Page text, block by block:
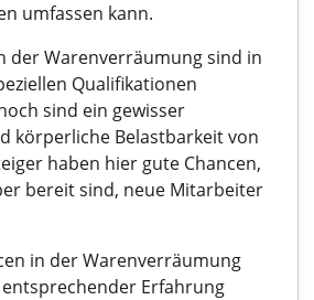
umfassen kann.
der Warenverräumung sind in
Qualifikationen
sind ein gewisser
körperliche Belastbarkeit von
haben hier gute Chancen,
bereit sind, neue Mitarbeiter
in der Warenverräumung
Erfahrung